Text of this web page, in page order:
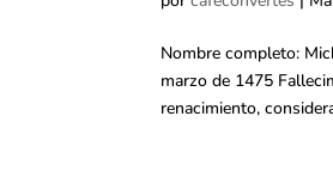
Nombre completo:
marzo de 1475
renacimiento,